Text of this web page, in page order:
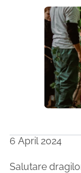
6 April 2024
Salutare